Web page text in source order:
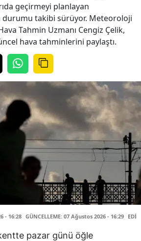
geçirmeyi planlayan
durumu takibi sürüyor. Meteoroloji
Tahmin Uzmanı Cengiz Çelik,
hava tahminlerini paylaştı.
- 16:28 GÜNCELLEME: 07 Ağustos 2026 - 16:29
pazar günü öğle